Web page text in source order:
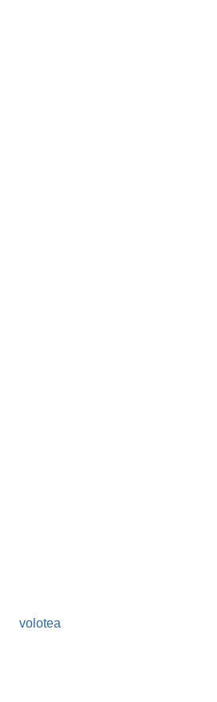
volotea